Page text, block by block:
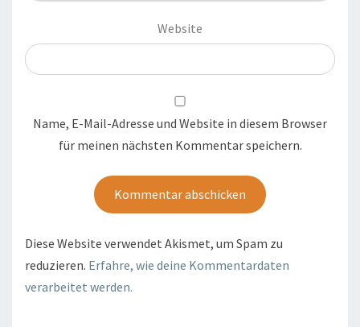
Website
Name, E-Mail-Adresse und Website in diesem Browser
für meinen nächsten Kommentar speichern.
Diese Website verwendet Akismet, um Spam zu
reduzieren. Erfahre, wie deine Kommentardaten
verarbeitet werden.